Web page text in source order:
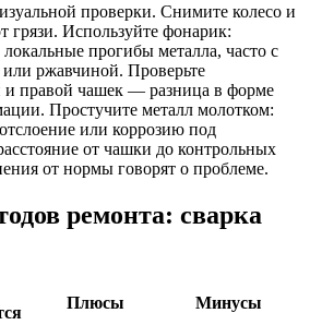
проверки. Снимите колесо и
грязи. Используйте фонарик:
прогибы металла, часто с
ржавчиной. Проверьте
и правой чашек — разница в форме
Простучите металл молотком:
или коррозию под
от чашки до контрольных
от нормы говорят о проблеме.
ремонта: сварка
Плюсы Минусы